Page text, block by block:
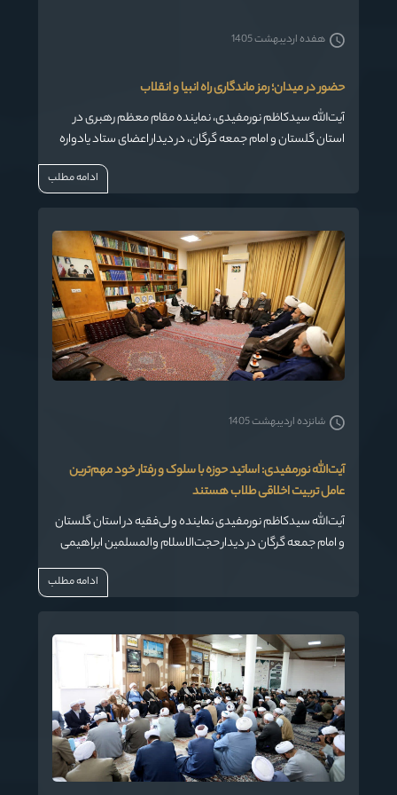
حضور در میدان؛ رمز ماندگاری راه انبیا و انقلاب
آیت‌الله سیدکاظم نورمفیدی، نماینده مقام معظم رهبری در
استان گلستان و امام جمعه گرگان، در دیدار اعضای ستاد یادواره
نمایندگان شهید استان گلستان با ایشان ضمن تأکید بر ضرورت
حضور نیروهای مؤمن و انقلابی در صحنه، استقامت و ایستادگی
هفده اردیبهشت 1405
ادامه مطلب
آیت‌الله نورمفیدی: اساتید حوزه با سلوک و رفتار خود مهم‌ترین
عامل تربیت اخلاقی طلاب هستند
آیت‌الله سیدکاظم نورمفیدی نماینده ولی‌فقیه در استان گلستان
و امام جمعه گرگان در دیدار حجت‌الاسلام والمسلمین ابراهیمی
مسئول مرکز مدیریت حوزه‌های علمیه استان و جمعی از معاونان
و مسئولان این مرکز با ایشان که به مناسبت گرامیداشت هفته
بسیار تعیین‌کننده و بنیادین دانست.
شانزده اردیبهشت 1405
ادامه مطلب